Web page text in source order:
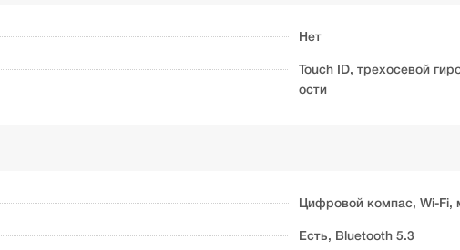
Нет
Touch ID, трехосевой
ости
Цифровой компас, Wi-Fi,
Есть, Bluetooth 5.3